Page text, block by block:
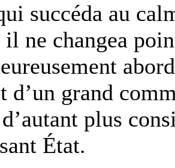
succéda au
ne changea
d’un grand
plus
État.